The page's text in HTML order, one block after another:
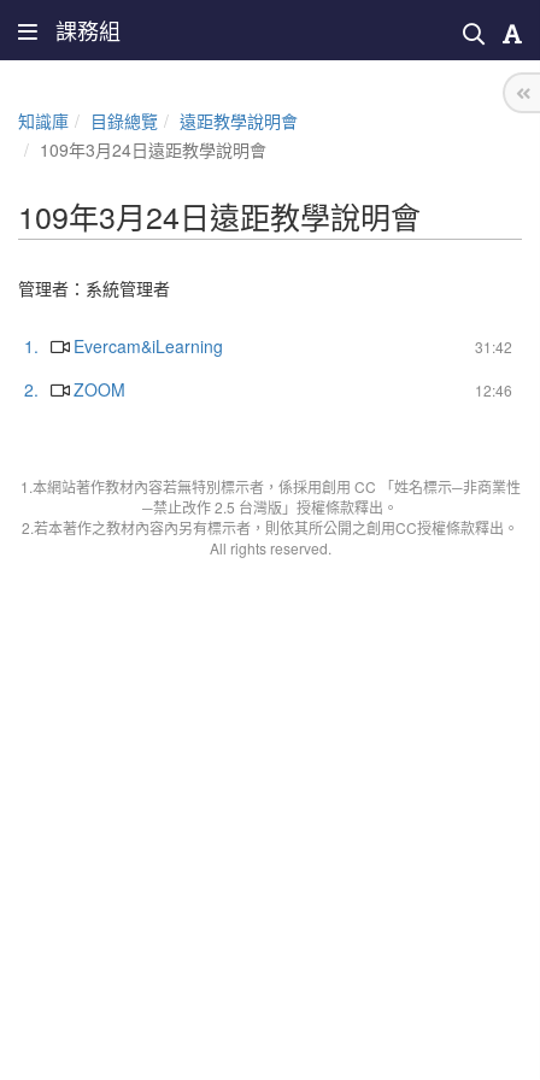
課務組
知識庫 目錄總覽
遠距教學說明會
109年3月24日遠距教學說明會
109年3月24日遠距教學說明會
管理者： 系統管理者
1. 31:42
Evercam&iLearning
2.
12:46
ZOOM
1.本網站著作教材內容若無特別標示者，係採用創用 CC 「姓名標示─非商業性
─禁止改作 2.5 台灣版」授權條款釋出。
2.若本著作之教材內容內另有標示者，則依其所公開之創用CC授權條款釋出。
All rights reserved.